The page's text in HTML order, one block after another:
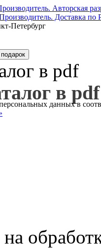
Доставка по
Петербург
данных в
в pdf
в pdf